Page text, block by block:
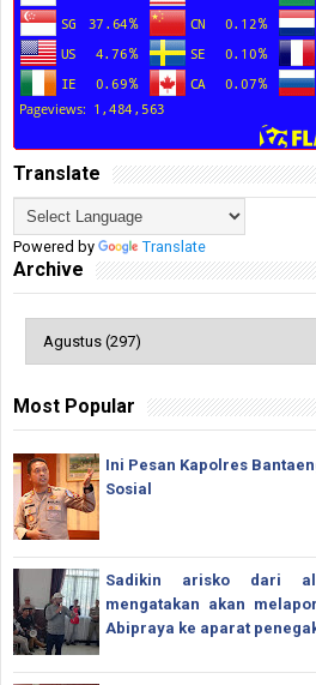
Translate
Powered by Translate
Archive
Most Popular
Ini Pesan Kapolres
Sosial
Sadikin arisko dari
mengatakan akan
Abipraya ke aparat